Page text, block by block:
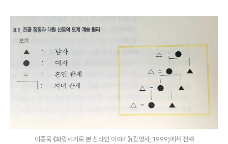
이종욱 《화랑세기로 본 신라인 이야기》(김영사, 1999)에서 전재